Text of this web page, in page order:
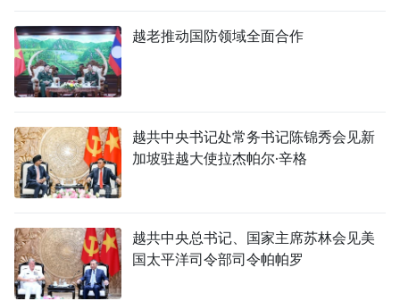
越老推动国防领域全面合作
越共中央书记处常务书记陈锦秀会见新
加坡驻越大使拉杰帕尔·辛格
越共中央总书记、国家主席苏林会见美
国太平洋司令部司令帕帕罗